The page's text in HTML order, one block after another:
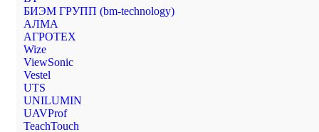
БИЭМ ГРУПП (bm-technology)
АЛМА
АГРОТЕХ
Wize
ViewSonic
Vestel
UTS
UNILUMIN
UAVProf
TeachTouch